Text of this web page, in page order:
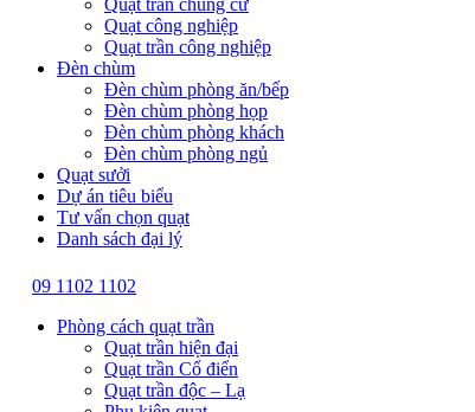
Quạt trần chung cư
Quạt công nghiệp
Quạt trần công nghiệp
Đèn chùm
Đèn chùm phòng ăn/bếp
Đèn chùm phòng họp
Đèn chùm phòng khách
Đèn chùm phòng ngủ
Quạt sưởi
Dự án tiêu biểu
Tư vấn chọn quạt
Danh sách đại lý
09 1102 1102
Phòng cách quạt trần
Quạt trần hiện đại
Quạt trần Cổ điển
Quạt trần độc – Lạ